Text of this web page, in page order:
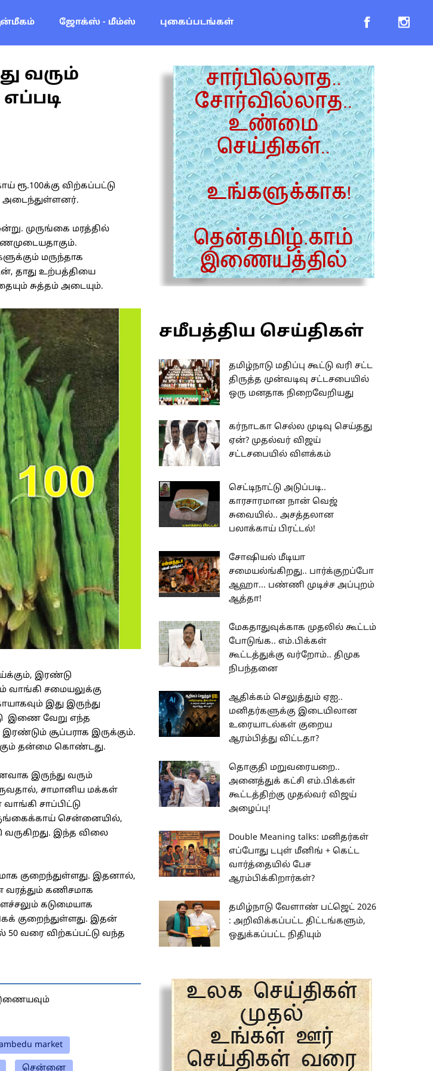
ஜோக்ஸ் - மீம்ஸ் புகைப்படங்கள்
வரும்
விற்கப்பட்டு
அடைந்துள்ளனர்.
முருங்கை மரத்தில்
மருந்தாக
தாது உற்பத்தியை
சுத்தம் அடையும்.
இரண்டு
வாங்கி சமையலுக்கு
இது இருந்து
இணை வேறு எந்த
சூப்பராக இருக்கும்.
தன்மை கொண்டது.
இருந்து வரும்
சாமானிய மக்கள்
சாப்பிட்டு
சென்னையில்,
வருகிறது. இந்த விலை
குறைந்துள்ளது. இதனால்,
வரத்தும் கணிசமாக
கடுமையாக
குறைந்துள்ளது. இதன்
50 வரை விற்கப்பட்டு வந்த
market
சென்னை
சமீபத்திய செய்திகள்
தமிழ்நாடு மதிப்பு கூட்டு வரி சட்ட
திருத்த முன்வடிவு சட்டசபையில்
ஒரு மனதாக நிறைவேறியது
கர்நாடகா செல்ல முடிவு செய்தது
ஏன்? முதல்வர் விஜய்
சட்டசபையில் விளக்கம்
செட்டிநாட்டு அடுப்படி..
காரசாரமான நான் வெஜ்
சுவையில்.. அசத்தலான
பலாக்காய் பிரட்டல்!
சோஷியல் மீடியா
சமையல்ங்கிறது.. பார்க்குறப்போ
ஆஹா... பண்ணி முடிச்ச அப்புறம்
ஆத்தா!
மேகதாதுவுக்காக முதலில் கூட்டம்
போடுங்க.. எம்.பிக்கள்
கூட்டத்துக்கு வர்றோம்.. திமுக
நிபந்தனை
ஆதிக்கம் செலுத்தும் ஏஐ..
மனிதர்களுக்கு இடையிலான
உரையாடல்கள் குறைய
ஆரம்பித்து விட்டதா?
தொகுதி மறுவரையறை..
அனைத்துக் கட்சி எம்.பிக்கள்
கூட்டத்திற்கு முதல்வர் விஜய்
அழைப்பு!
Double Meaning talks: மனிதர்கள்
எப்போது டபுள் மீனிங் + கெட்ட
வார்த்தையில் பேச
ஆரம்பிக்கிறார்கள்?
தமிழ்நாடு வேளாண் பட்ஜெட் 2026
: அறிவிக்கப்பட்ட திட்டங்களும்,
ஒதுக்கப்பட்ட நிதியும்